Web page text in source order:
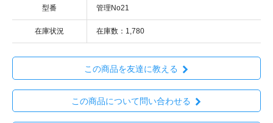
型番 管理No21
在庫状況 在庫数：1,780
この商品を友達に教える
この商品について問い合わせる